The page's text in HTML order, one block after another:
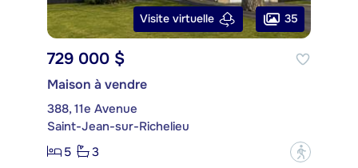
Visite virtuelle 35
729 000 $
Maison à vendre
388, 11e Avenue
Saint-Jean-sur-Richelieu
5
3 ?